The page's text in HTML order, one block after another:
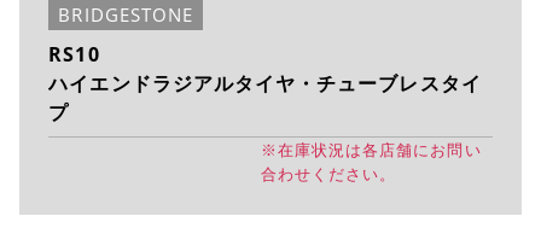
BRIDGESTONE
RS10
ハイエンドラジアルタイヤ・チューブレスタイ
プ
※在庫状況は各店舗にお問い
合わせください。